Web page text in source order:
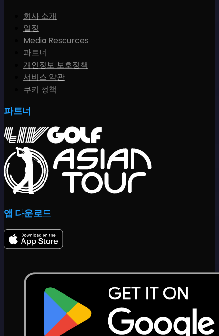
회사 소개
일정
Media Resources
파트너
개인정보 보호정책
서비스 약관
쿠키 정책
파트너
앱 다운로드